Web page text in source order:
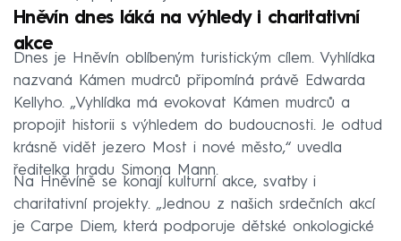
Hněvín dnes láká na výhledy i charitativní
akce
Dnes je Hněvín oblíbeným turistickým cílem. Vyhlídka
nazvaná Kámen mudrců připomíná právě Edwarda
Kellyho. „Vyhlídka má evokovat Kámen mudrců a
propojit historii s výhledem do budoucnosti. Je odtud
krásně vidět jezero Most i nové město,“ uvedla
ředitelka hradu Simona Mann.
Na Hněvíně se konají kulturní akce, svatby i
charitativní projekty. „Jednou z našich srdečních akcí
je Carpe Diem, která podporuje dětské onkologické